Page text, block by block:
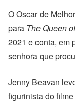
O Oscar de
para The Queen
2021 e conta, em
senhora que
Jenny Beavan
figurinista do filme